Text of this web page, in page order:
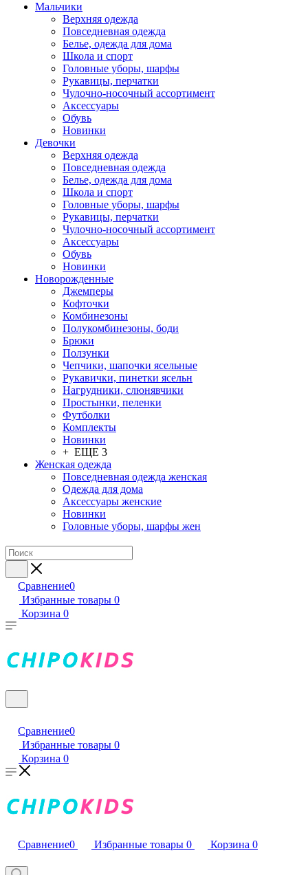
Мальчики
Верхняя одежда
Повседневная одежда
Белье, одежда для дома
Школа и спорт
Головные уборы, шарфы
Рукавицы, перчатки
Чулочно-носочный ассортимент
Аксессуары
Обувь
Новинки
Девочки
Верхняя одежда
Повседневная одежда
Белье, одежда для дома
Школа и спорт
Головные уборы, шарфы
Рукавицы, перчатки
Чулочно-носочный ассортимент
Аксессуары
Обувь
Новинки
Новорожденные
Джемперы
Кофточки
Комбинезоны
Полукомбинезоны, боди
Брюки
Ползунки
Чепчики, шапочки ясельные
Рукавички, пинетки ясельн
Нагрудники, слюнявчики
Простынки, пеленки
Футболки
Комплекты
Новинки
+ ЕЩЕ 3
Женская одежда
Повседневная одежда женская
Одежда для дома
Аксессуары женские
Новинки
Головные уборы, шарфы жен
Сравнение0
Избранные товары 0
Корзина 0
Сравнение0
Избранные товары 0
Корзина 0
Сравнение0 Избранные товары 0 Корзина 0